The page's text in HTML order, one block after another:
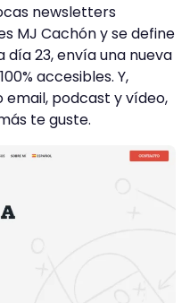
newsletters
MJ Cachón y se define
día 23, envía una nueva
accesibles. Y,
podcast y vídeo,
te guste.